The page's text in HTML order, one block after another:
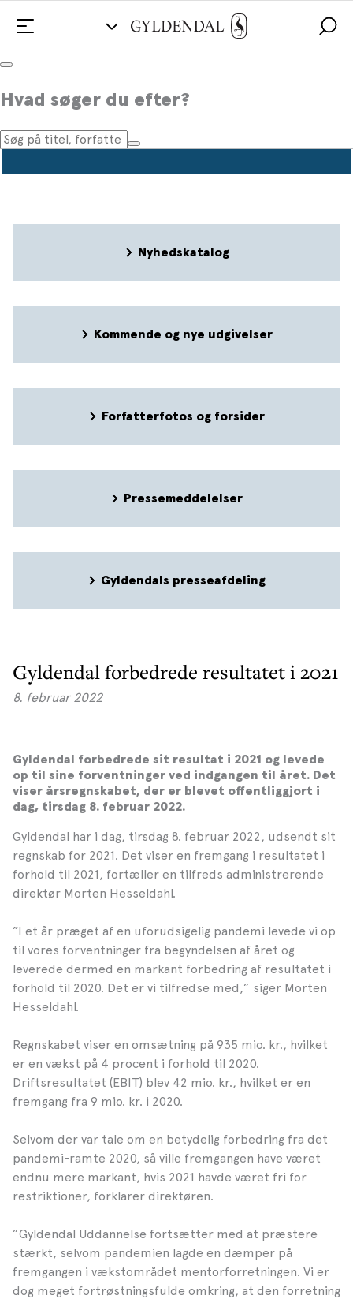
Hvad søger du efter?
Pressemeddelelser
Nyhedskatalog
Kommende og nye udgivelser
Forfatterfotos og forsider
Pressemeddelelser
Gyldendals presseafdeling
Gyldendal forbedrede resultatet i 2021
8. februar 2022
Gyldendal forbedrede sit resultat i 2021 og levede
op til sine forventninger ved indgangen til året. Det
viser årsregnskabet, der er blevet offentliggjort i
dag, tirsdag 8. februar 2022.
Gyldendal har i dag, tirsdag 8. februar 2022, udsendt sit
regnskab for 2021. Det viser en fremgang i resultatet i
forhold til 2021, fortæller en tilfreds administrerende
direktør Morten Hesseldahl.
”I et år præget af en uforudsigelig pandemi levede vi op
til vores forventninger fra begyndelsen af året og
leverede dermed en markant forbedring af resultatet i
forhold til 2020. Det er vi tilfredse med,” siger Morten
Hesseldahl.
Regnskabet viser en omsætning på 935 mio. kr., hvilket
er en vækst på 4 procent i forhold til 2020.
Driftsresultatet (EBIT) blev 42 mio. kr., hvilket er en
fremgang fra 9 mio. kr. i 2020.
Selvom der var tale om en betydelig forbedring fra det
pandemi-ramte 2020, så ville fremgangen have været
endnu mere markant, hvis 2021 havde været fri for
restriktioner, forklarer direktøren.
”Gyldendal Uddannelse fortsætter med at præstere
stærkt, selvom pandemien lagde en dæmper på
fremgangen i vækstområdet mentorforretningen. Vi er
dog meget fortrøstningsfulde omkring, at den forretning